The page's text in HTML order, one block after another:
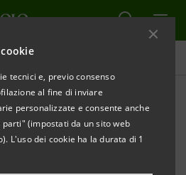
tecnici e, previo consenso
al fine di inviare
personalizzate e consente anche
(impostati da un sito web
L'uso dei cookie ha la durata di 1
VARIAZIONE CALENDARIO
2016